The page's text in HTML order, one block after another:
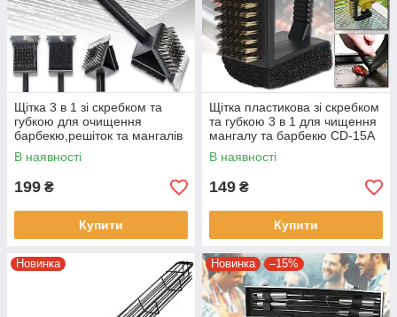
Щітка 3 в 1 зі скребком та
губкою для очищення
барбекю,решіток та мангалів
6116A
В наявності
199 ₴
Купити
Щітка пластикова зі скребком
та губкою 3 в 1 для чищення
мангалу та барбекю CD-15A
В наявності
149 ₴
Купити
Новинка Новинка –15%